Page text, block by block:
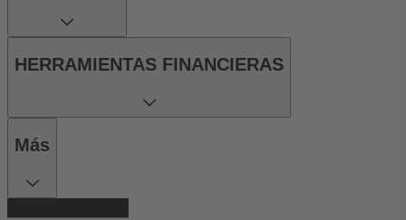
HERRAMIENTAS FINANCIERAS
Más